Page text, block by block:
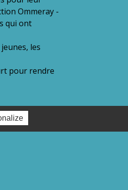
Ommeray -
qui ont
les
pour rendre